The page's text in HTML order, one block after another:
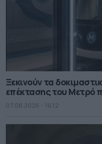
Ξεκινούν τα
επέκτασης του Μετρό
07.08.2026 - 16.12